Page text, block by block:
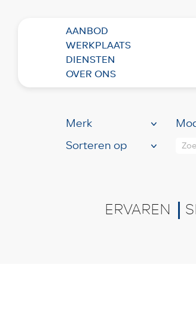
AANBOD
WERKPLAATS
DIENSTEN
OVER ONS
BEKIJK HIER
(81)
ERVAREN